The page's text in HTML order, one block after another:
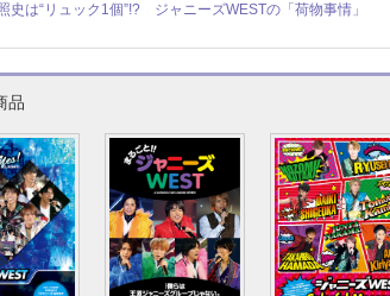
史は“リュック1個”!? ジャニーズWESTの「荷物事情」
品